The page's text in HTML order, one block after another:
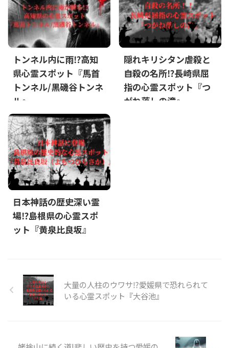
トンネル内に雨⁉高知
県心霊スポット『馬首
トンネル/黒磯谷トンネ
ル』
隠れキリシタン虐殺と
自殺の名所⁉長崎県屈
指の心霊スポット『つ
がね落しの滝』
日本神話の歴史深い霊
場⁉島根県の心霊スポ
ット『黄泉比良坂』
大量の人柱のウワサ⁉愛媛県で恐れられて
いる心霊スポット『大谷池』